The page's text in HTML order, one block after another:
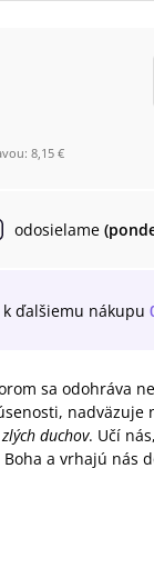
8,15 €
odosielame
k ďalšiemu nákupu
sa odohráva
duchov. Učí
a vrhajú nás